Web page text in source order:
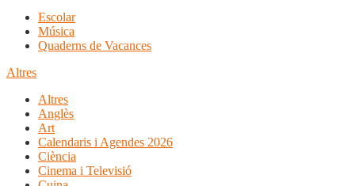
Escolar
Música
Quaderns de Vacances
Altres
Altres
Anglès
Art
Calendaris i Agendes 2026
Ciència
Cinema i Televisió